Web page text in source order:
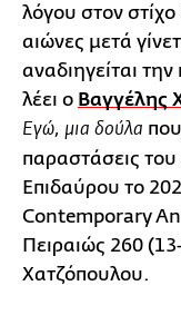
λόγου στον
αιώνες μετά
αναδιηγείται
λέει ο Βαγγέλης
Εγώ, μια δούλα
παραστάσεις
Επιδαύρου το
Contemporary
Πειραιώς 260
Χατζόπουλου.